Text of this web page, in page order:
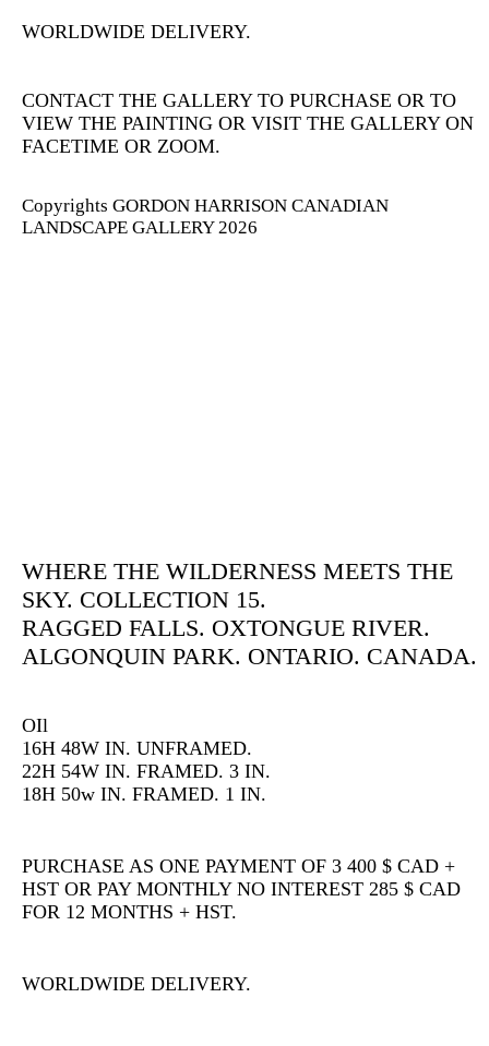
WORLDWIDE DELIVERY.
CONTACT THE GALLERY TO PURCHASE OR TO
VIEW THE PAINTING OR VISIT THE GALLERY ON
FACETIME OR ZOOM.
Copyrights GORDON HARRISON CANADIAN
LANDSCAPE GALLERY 2026
WHERE THE WILDERNESS MEETS THE
SKY. COLLECTION 15.
RAGGED FALLS. OXTONGUE RIVER.
ALGONQUIN PARK. ONTARIO. CANADA.
OIl
16H 48W IN. UNFRAMED.
22H 54W IN. FRAMED. 3 IN.
18H 50w IN. FRAMED. 1 IN.
PURCHASE AS ONE PAYMENT OF 3 400 $ CAD +
HST OR PAY MONTHLY NO INTEREST 285 $ CAD
FOR 12 MONTHS + HST.
WORLDWIDE DELIVERY.